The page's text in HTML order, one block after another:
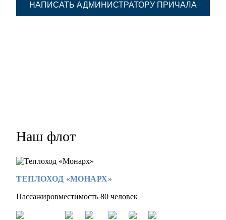
НАПИСАТЬ АДМИНИСТРАТОРУ ПРИЧАЛА
Наш флот
ТЕПЛОХОД «МОНАРХ»
Пассажировместимость 80 человек